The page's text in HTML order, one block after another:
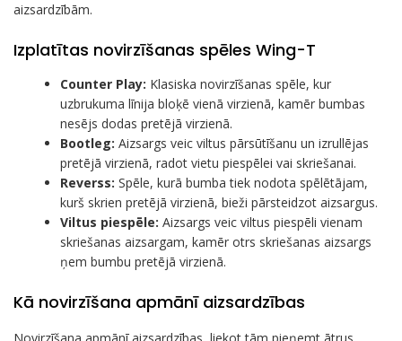
aizsardzībām.
Izplatītas novirzīšanas spēles Wing-T
Counter Play: Klasiska novirzīšanas spēle, kur
uzbrukuma līnija bloķē vienā virzienā, kamēr bumbas
nesējs dodas pretējā virzienā.
Bootleg: Aizsargs veic viltus pārsūtīšanu un izrullējas
pretējā virzienā, radot vietu piespēlei vai skriešanai.
Reverss: Spēle, kurā bumba tiek nodota spēlētājam,
kurš skrien pretējā virzienā, bieži pārsteidzot aizsargus.
Viltus piespēle: Aizsargs veic viltus piespēli vienam
skriešanas aizsargam, kamēr otrs skriešanas aizsargs
ņem bumbu pretējā virzienā.
Kā novirzīšana apmānī aizsardzības